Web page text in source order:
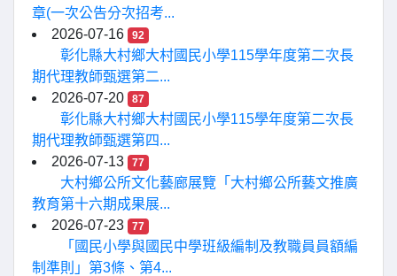
章(一次公告分次招考...
2026-07-16
92
彰化縣大村鄉大村國民小學115學年度第二次長
期代理教師甄選第二...
2026-07-20
87
彰化縣大村鄉大村國民小學115學年度第二次長
期代理教師甄選第四...
2026-07-13
77
大村鄉公所文化藝廊展覽「大村鄉公所藝文推廣
教育第十六期成果展...
2026-07-23
77
「國民小學與國民中學班級編制及教職員員額編
制準則」第3條、第4...